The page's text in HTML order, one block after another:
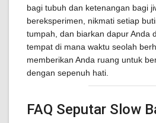
bagi tubuh dan ketenangan bagi
bereksperimen, nikmati setiap
tumpah, dan biarkan dapur Anda
tempat di mana waktu seolah
memberikan Anda ruang untuk
dengan sepenuh hati.
FAQ Seputar Slow